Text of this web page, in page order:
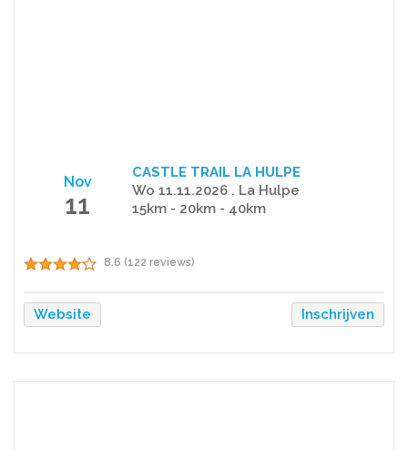
Nov
11
CASTLE TRAIL LA HULPE
Wo 11.11.2026 . La Hulpe
15km - 20km - 40km
8.6 (122 reviews)
Website Inschrijven